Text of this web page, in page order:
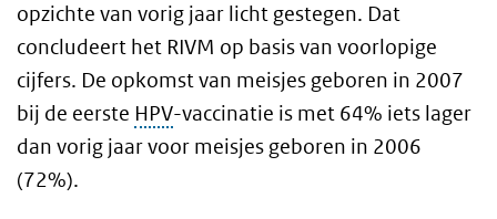
opzichte van vorig jaar licht gestegen. Dat
concludeert het RIVM op basis van voorlopige
cijfers. De opkomst van meisjes geboren in 2007
bij de eerste HPV-vaccinatie is met 64% iets lager
dan vorig jaar voor meisjes geboren in 2006
(72%).